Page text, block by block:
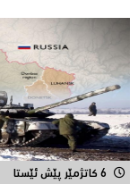
6 کاتژمێر پێش ئێستا